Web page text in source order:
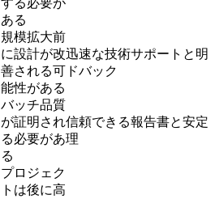
する必要が
ある
規模拡大前
に設計が改
善される可
能性がある
迅速な技術サポートと明
ドバック
バッチ品質
が証明され
る必要があ
る
信頼できる報告書と安定
理
プロジェク
トは後に高